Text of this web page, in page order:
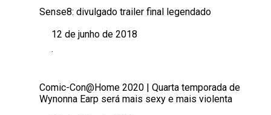
Sense8: divulgado trailer final legendado
Data12 de junho de 2018
Em relação a
.
Comic-Con@Home 2020 | Quarta temporada de
Wynonna Earp será mais sexy e mais violenta